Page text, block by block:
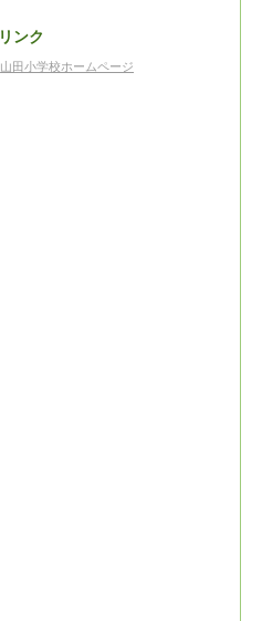
リンク
山田小学校ホームページ